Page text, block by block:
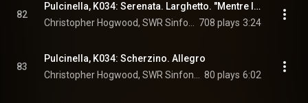
82
Pulcinella, K034: Serenata. Larghetto. "Mentre l'erbetta"
708 plays 3:24
83
Pulcinella, K034: Scherzino. Allegro
80 plays 6:02